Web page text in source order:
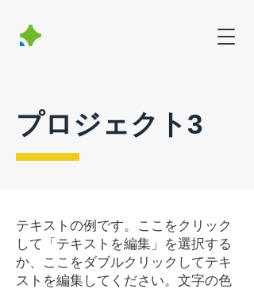
テキストの例です。ここをクリック
して「テキストを編集」を選択する
か、ここをダブルクリックしてテキ
ストを編集してください。文字の色
プロジェクト3